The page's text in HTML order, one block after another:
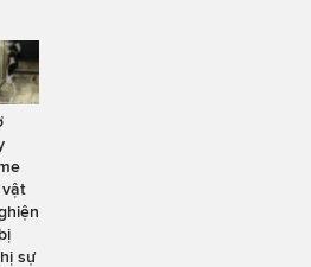
sự